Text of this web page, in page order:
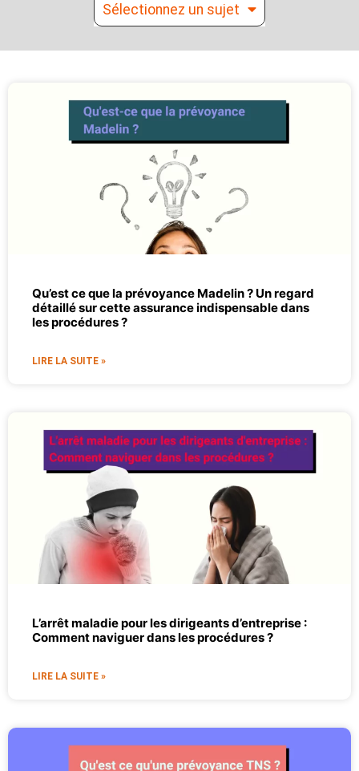
Sélectionnez un sujet
Qu’est ce que la prévoyance Madelin ? Un regard
détaillé sur cette assurance indispensable dans
les procédures ?
LIRE LA SUITE »
L’arrêt maladie pour les dirigeants d’entreprise :
Comment naviguer dans les procédures ?
LIRE LA SUITE »